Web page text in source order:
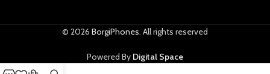
© 2026 BorgiPhones. All rights reserved
Powered By Digital Space